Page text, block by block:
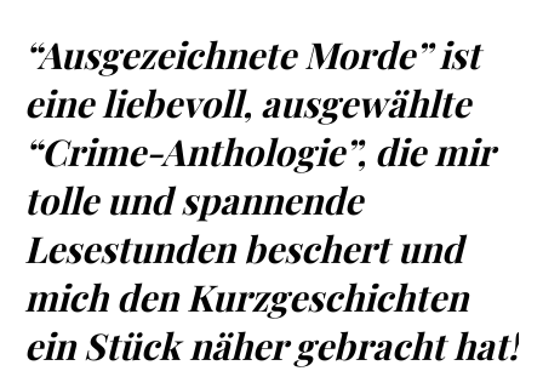
“Ausgezeichnete Morde” ist
eine liebevoll, ausgewählte
“Crime-Anthologie”, die mir
tolle und spannende
Lesestunden beschert und
mich den Kurzgeschichten
ein Stück näher gebracht hat!